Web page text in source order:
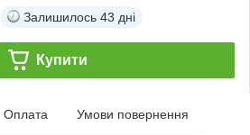
Залишилось 43 дні
Купити
Оплата Умови повернення